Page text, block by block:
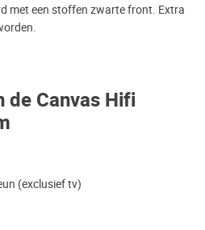
de Canvas Hifi
(exclusief tv)
met een stoffen zwarte front. Extra